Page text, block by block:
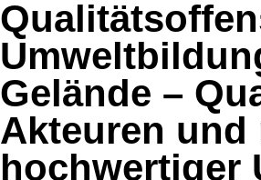
Gelände –
Akteuren und
hochwertiger